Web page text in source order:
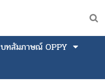
บทสัมภาษณ์ OPPY